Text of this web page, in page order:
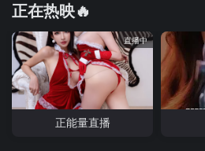
正在热映🔥
直播中
正能量直播